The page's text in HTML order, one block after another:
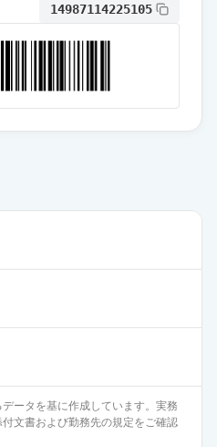
14987114225105
ータを基に作成しています。実務
文書および勤務先の規定をご確認